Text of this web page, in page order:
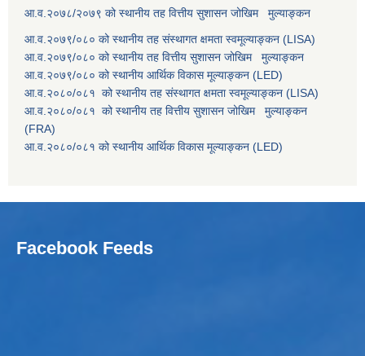
आ.व.२०७८/२०७९ को स्थानीय तह वित्तीय सुशासन जोखिम मुल्याङ्कन
आ.व.२०७९/०८० को स्थानीय तह संस्थागत क्षमता स्वमूल्याङ्कन (LISA)
आ.व.२०७९/०८० को स्थानीय तह वित्तीय सुशासन जोखिम मुल्याङ्कन
आ.व.२०७९/०८० को स्थानीय आर्थिक विकास मूल्याङ्कन (LED)
आ.व.२०८०/०८१ को स्थानीय तह संस्थागत क्षमता स्वमूल्याङ्कन (LISA)
आ.व.२०८०/०८१ को स्थानीय तह वित्तीय सुशासन जोखिम मुल्याङ्कन
(FRA)
आ.व.२०८०/०८१ को स्थानीय आर्थिक विकास मूल्याङ्कन (LED)
Facebook Feeds